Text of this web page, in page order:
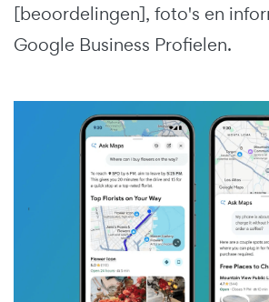
[beoordelingen], foto's en
Google Business Profielen.